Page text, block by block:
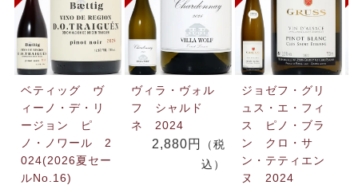
ベティッグ ヴ
ィーノ・デ・リ
ージョン ピ
ノ・ノワール 2
024(2026夏セー
ルNo.16)
ヴィラ・ヴォル
フ シャルド
ネ 2024
2,880円
（税
込）
ジョゼフ・グリ
ュス・エ・フィ
ス ピノ・ブラ
ン クロ・サ
ン・テティエン
ヌ 2024